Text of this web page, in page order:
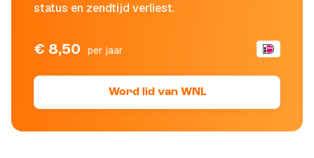
status en zendtijd verliest.
€ 8,50 per jaar
Word lid van WNL